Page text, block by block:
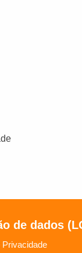
de dados
Privacidade